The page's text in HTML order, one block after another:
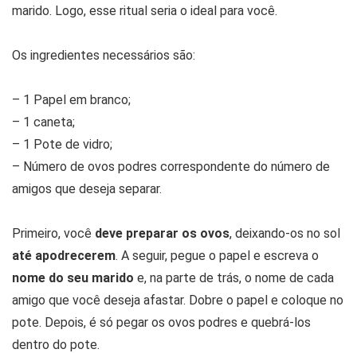
marido. Logo, esse ritual seria o ideal para você.
Os ingredientes necessários são:
– 1 Papel em branco;
– 1 caneta;
– 1 Pote de vidro;
– Número de ovos podres correspondente do número de
amigos que deseja separar.
Primeiro, você deve preparar os ovos, deixando-os no sol
até apodrecerem. A seguir, pegue o papel e escreva o
nome do seu marido e, na parte de trás, o nome de cada
amigo que você deseja afastar. Dobre o papel e coloque no
pote. Depois, é só pegar os ovos podres e quebrá-los
dentro do pote.